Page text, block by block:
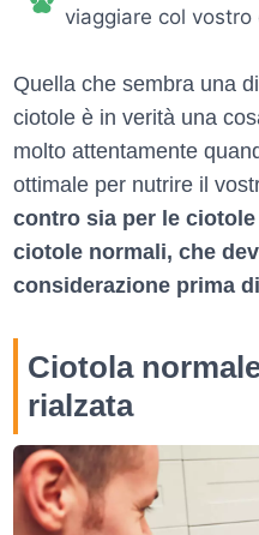
viaggiare col vostro
Quella che sembra una
ciotole è in verità una
molto attentamente
ottimale per nutrire il
contro sia per le
ciotole normali, che
considerazione prima
Ciotola
rialzata